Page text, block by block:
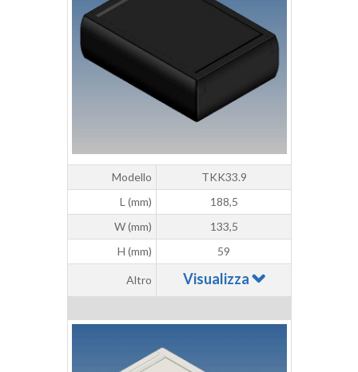
Modello
TKK33.9
L (mm)
188,5
W (mm)
133,5
H (mm)
59
Altro Visualizza